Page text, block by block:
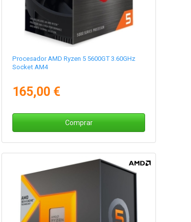
Procesador AMD Ryzen 5 5600GT 3.60GHz
Socket AM4
165,00 €
Comprar